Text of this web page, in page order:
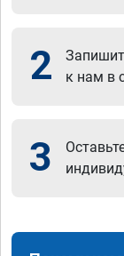
2
к нам в
3